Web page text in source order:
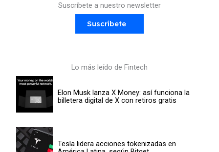
Suscríbete a nuestro newsletter
Suscríbete
Lo más leído de Fintech
Elon Musk lanza X Money: así funciona la
billetera digital de X con retiros gratis
Tesla lidera acciones tokenizadas en